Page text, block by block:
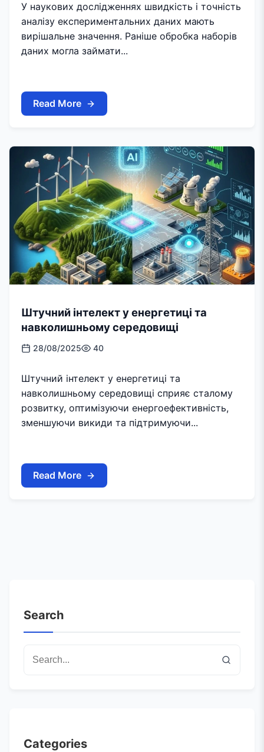
У наукових дослідженнях швидкість і точність
аналізу експериментальних даних мають
вирішальне значення. Раніше обробка наборів
даних могла займати...
Read More
Штучний інтелект у енергетиці та
навколишньому середовищі
28/08/2025 40
Штучний інтелект у енергетиці та
навколишньому середовищі сприяє сталому
розвитку, оптимізуючи енергоефективність,
зменшуючи викиди та підтримуючи...
Read More
Search
Categories